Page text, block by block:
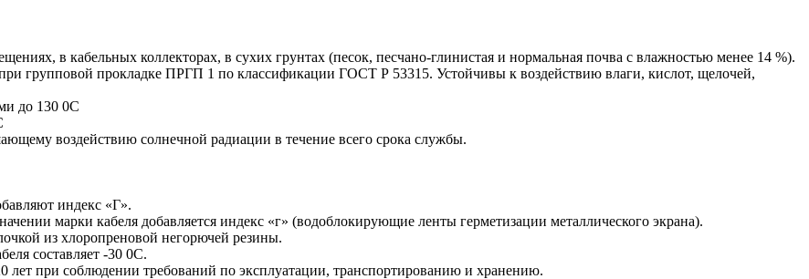
в кабельных коллекторах, в сухих грунтах (песок, песчано-глинистая и нормальная почва с влажностью менее 14 %).
групповой прокладке ПРГП 1 по классификации ГОСТ Р 53315. Устойчивы к воздействию влаги, кислот, щелочей,
до 130 0С
воздействию солнечной радиации в течение всего срока службы.
индекс «Г».
марки кабеля добавляется индекс «г» (водоблокирующие ленты герметизации металлического экрана).
из хлоропреновой негорючей резины.
составляет -30 0С.
при соблюдении требований по эксплуатации, транспортированию и хранению.